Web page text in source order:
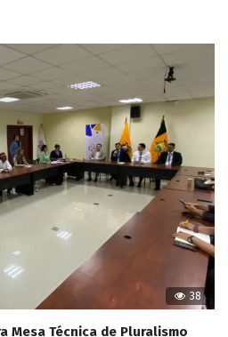
38
Mesa Técnica de Pluralismo